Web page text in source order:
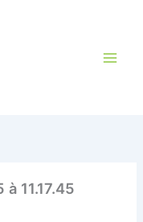
11.17.45